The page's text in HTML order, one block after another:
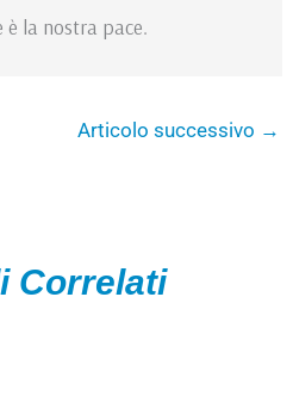
la nostra pace.
Articolo successivo →
Correlati